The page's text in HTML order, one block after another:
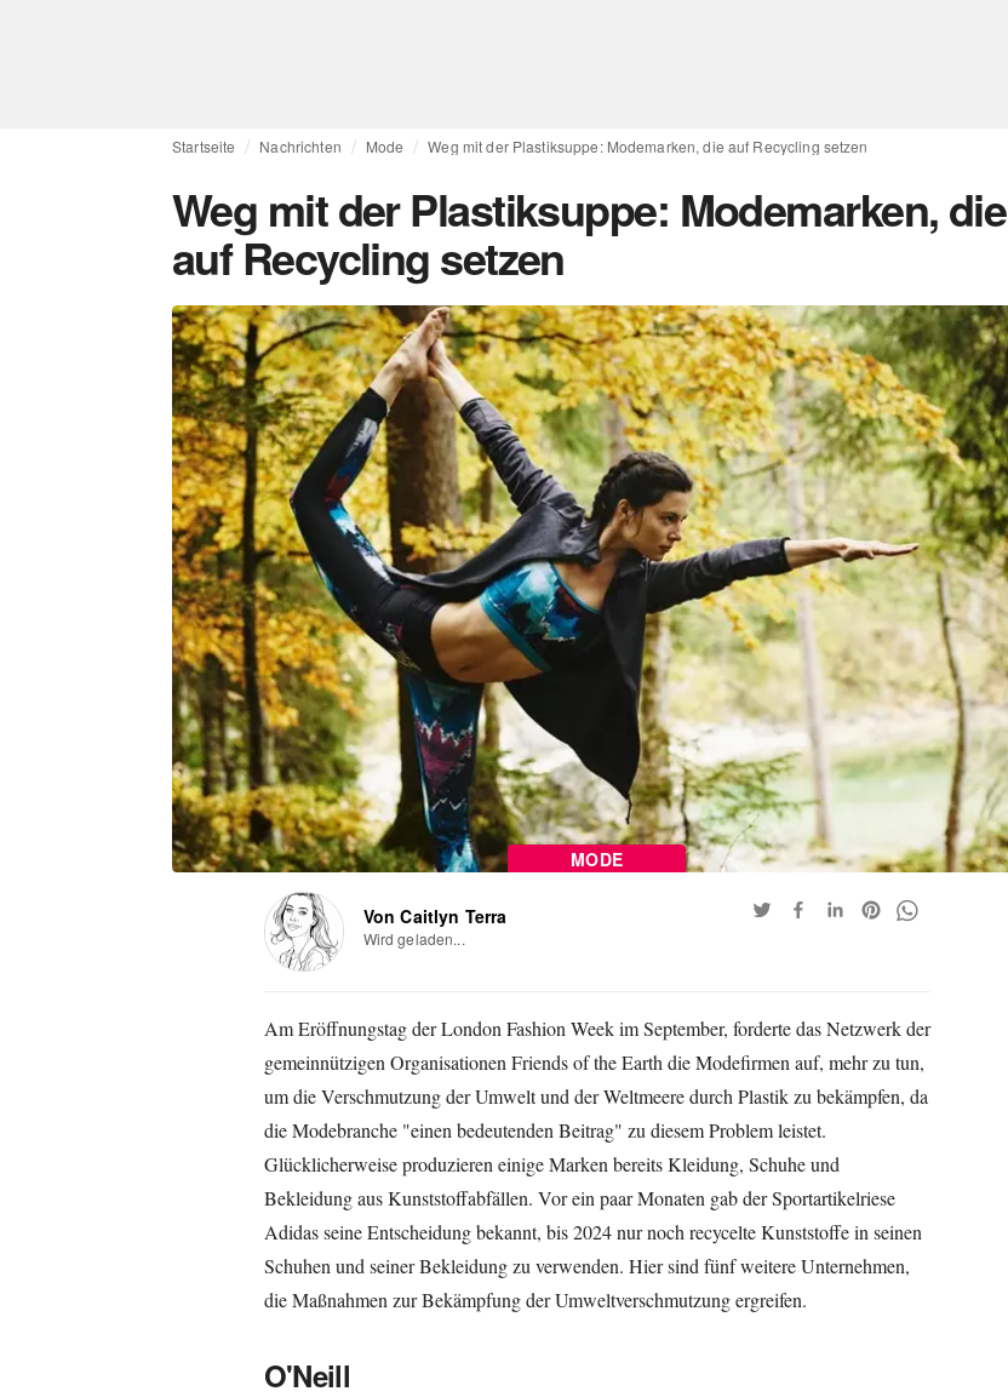
Startseite Nachrichten Mode Weg mit der Plastiksuppe: Modemarken, die auf Recycling setzen
Weg mit der Plastiksuppe: Modemarken, die
auf Recycling setzen
MODE
Von Caitlyn Terra
Wird geladen...
Am Eröffnungstag der London Fashion Week im September, forderte das Netzwerk der
gemeinnützigen Organisationen Friends of the Earth die Modefirmen auf, mehr zu tun,
um die Verschmutzung der Umwelt und der Weltmeere durch Plastik zu bekämpfen, da
die Modebranche "einen bedeutenden Beitrag" zu diesem Problem leistet.
Glücklicherweise produzieren einige Marken bereits Kleidung, Schuhe und
Bekleidung aus Kunststoffabfällen. Vor ein paar Monaten gab der Sportartikelriese
Adidas seine Entscheidung bekannt, bis 2024 nur noch recycelte Kunststoffe in seinen
Schuhen und seiner Bekleidung zu verwenden. Hier sind fünf weitere Unternehmen,
die Maßnahmen zur Bekämpfung der Umweltverschmutzung ergreifen.
O'Neill